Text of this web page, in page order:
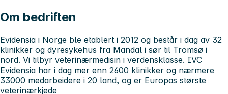
Om bedriften
Evidensia i Norge ble etablert i 2012 og består i dag av 32
klinikker og dyresykehus fra Mandal i sør til Tromsø i
nord. Vi tilbyr veterinærmedisin i verdensklasse. IVC
Evidensia har i dag mer enn 2600 klinikker og nærmere
33000 medarbeidere i 20 land, og er Europas største
veterinærkjede